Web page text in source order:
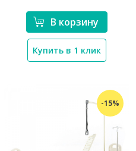
В корзину
Купить в 1 клик
-15%